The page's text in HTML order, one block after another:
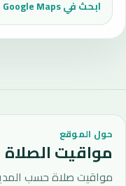
ابحث في Google Maps
حول الموقع
مواقيت الصلاة
مواقيت صلاة حسب